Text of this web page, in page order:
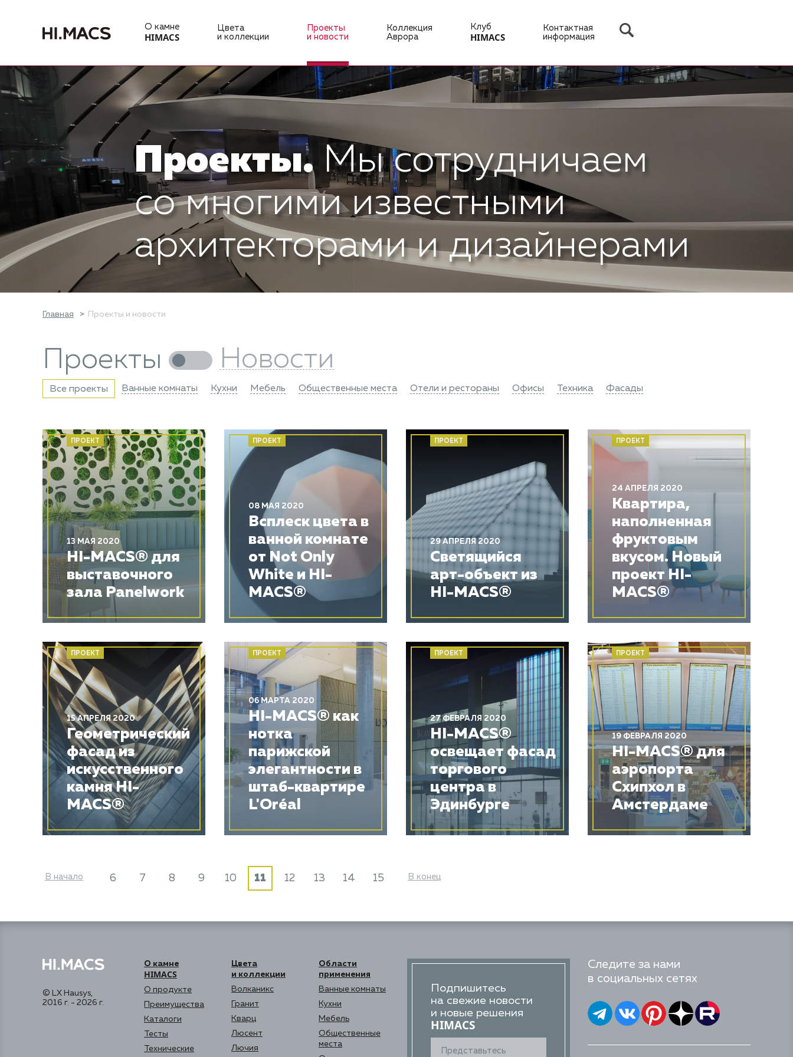
О камне
HIMACS
Цвета
и коллекции
Проекты
и новости
Коллекция
Аврора
Клуб
HIMACS
Контактная
информация
Проекты.Мы сотрудничаем
со многими известными
архитекторами и дизайнерами
Главная Проекты и новости
Проекты Новости
Все проекты Ванные комнаты Кухни Мебель Общественные места Отели и рестораны Офисы Техника Фасады
ПРОЕКТ
13 МАЯ 2020
HI-MACS® для
выставочного
зала Panelwork
ПРОЕКТ
08 МАЯ 2020
Всплеск цвета в
ванной комнате
от Not Only
White и HI-
MACS®
ПРОЕКТ
29 АПРЕЛЯ 2020
Светящийся
арт-объект из
HI-MACS®
ПРОЕКТ
24 АПРЕЛЯ 2020
Квартира,
наполненная
фруктовым
вкусом. Новый
проект HI-
MACS®
ПРОЕКТ
15 АПРЕЛЯ 2020
Геометрический
фасад из
искусственного
камня HI-
MACS®
ПРОЕКТ
06 МАРТА 2020
HI-MACS® как
нотка
парижской
элегантности в
штаб-квартире
L'Oréal
ПРОЕКТ
27 ФЕВРАЛЯ 2020
HI-MACS®
освещает фасад
торгового
центра в
Эдинбурге
ПРОЕКТ
19 ФЕВРАЛЯ 2020
HI-MACS® для
аэропорта
Схипхол в
Амстердаме
В начало 6 7 8 9 10 11 12 13 14 15 В конец
© LX Hausys,
2016 г. - 2026 г.
О камне
HIMACS
О продукте
Преимущества
Каталоги
Тесты
Технические
Цвета
и коллекции
Волканикс
Гранит
Кварц
Люсент
Лючия
Области
применения
Ванные комнаты
Кухни
Мебель
Общественные
места
Подпишитесь
на свежие новости
и новые решения
HIMACS
Следите за нами
в социальных сетях